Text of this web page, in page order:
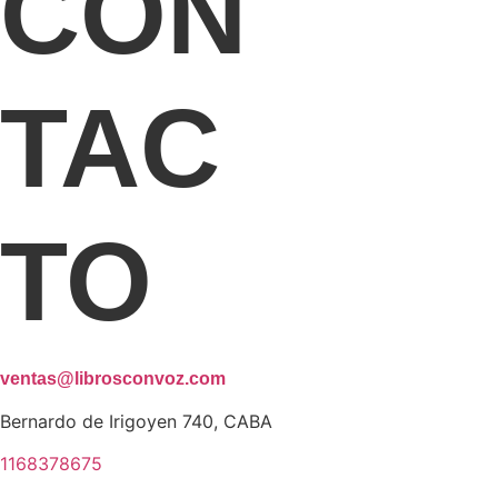
TAC
TO
ventas@librosconvoz.com
Bernardo de Irigoyen 740, CABA
1168378675